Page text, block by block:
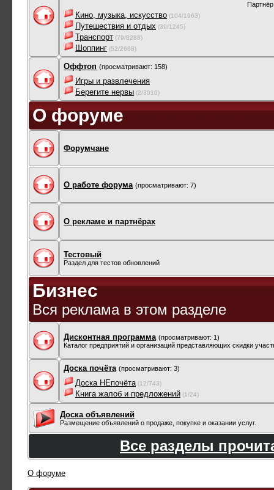
Кино, музыка, искусство (104/1963)
Путешествия и отдых (39/1245)
Транспорт (79/8288)
Шоппинг (52/2668)
Оффтоп (просматривают: 158)
Игры и развлечения
Берегите нервы (2/3010)
О форуме
Форумчане
О работе форума (просматривают: 7)
О рекламе и партнёрах
Тестовый
Раздел для тестов обновлений
Бизнес
Вся реклама в этом разделе
Дисконтная программа (просматривают: 1)
Каталог предприятий и организаций представляющих скидки
Доска почёта (просматривают: 3)
Доска НЕпочёта (12/743)
Книга жалоб и предложений (1/24)
Доска объявлений
Размещение объявлений о продаже, покупке и оказании услуг.
Все разделы
О форуме